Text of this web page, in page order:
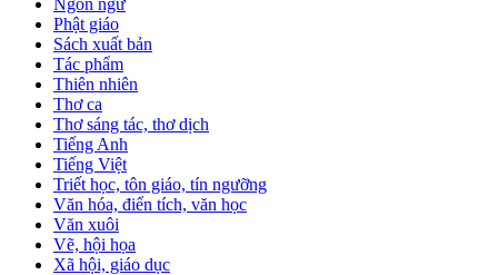
Phật giáo
Sách xuất bản
Tác phẩm
Thiên nhiên
Thơ ca
Thơ sáng tác, thơ dịch
Tiếng Anh
Tiếng Việt
Triết học, tôn giáo, tín ngưỡng
Văn hóa, điển tích, văn học
Văn xuôi
Vẽ, hội họa
Xã hội, giáo dục